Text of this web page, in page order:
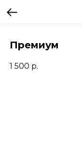
Премиум
1 500 р.